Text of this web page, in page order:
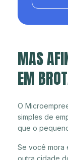
MAS
EM
O
simples de
que o
Se você mora
outra cidade